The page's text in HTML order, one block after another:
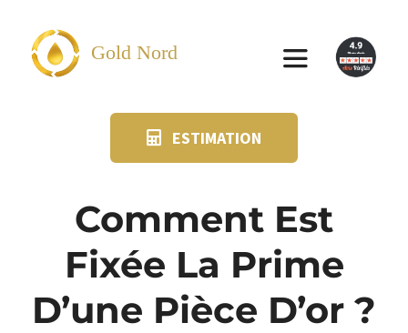
contenu
Gold Nord
Toggle
SUIVI KIT POSTAL
BLOG
ESTIMATION
Comment Est
Fixée La Prime
D’une Pièce D’or ?